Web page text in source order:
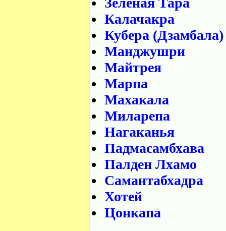
Калачакра
Кубера (Дзамбала)
Манджушри
Майтрея
Марпа
Махакала
Миларепа
Нагаканья
Падмасамбхава
Палден Лхамо
Самантабхадра
Хотей
Цонкапа